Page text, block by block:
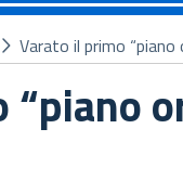
Varato il primo